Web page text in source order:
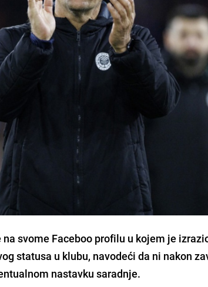
svome Faceboo profilu u kojem je
statusa u klubu, navodeći da ni nakon
nastavku saradnje.